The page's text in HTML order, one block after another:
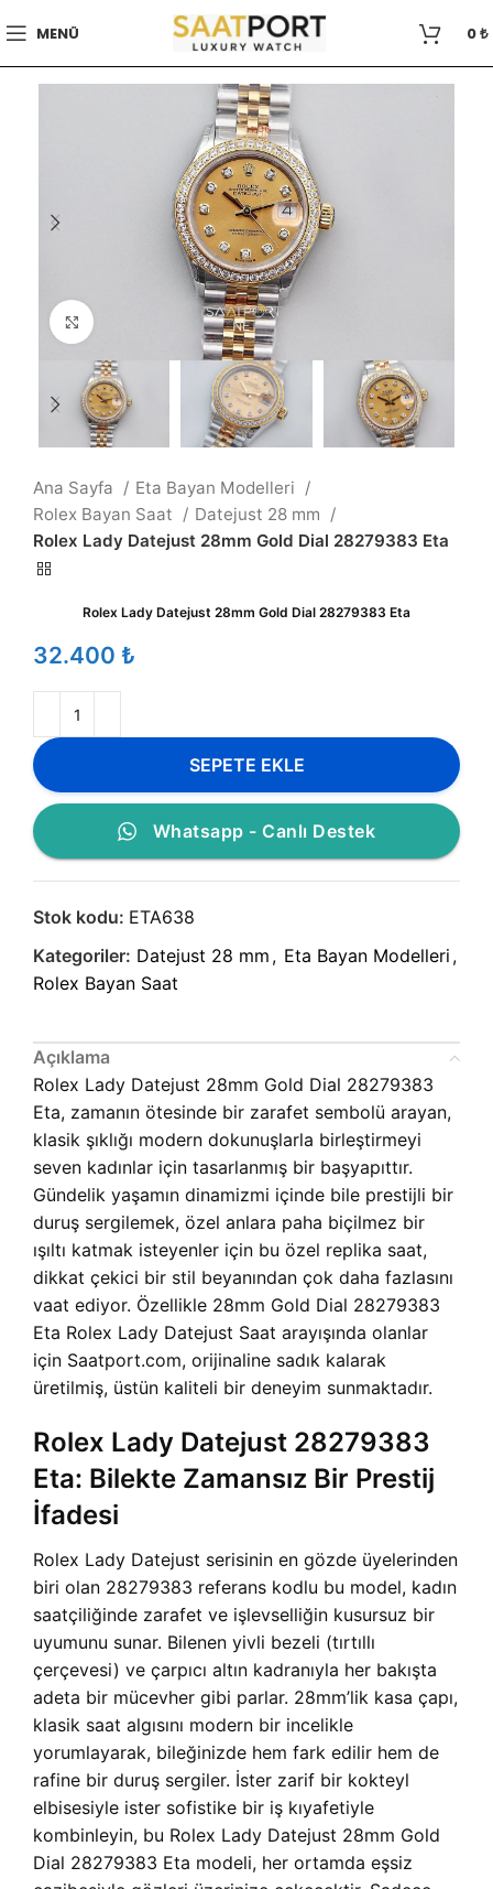
MENÜ 0₺
Büyütmek için tıklayın
Ana Sayfa
Eta Bayan Modelleri
Rolex Bayan Saat
Datejust 28 mm
Rolex Lady Datejust 28mm Gold Dial 28279383 Eta
Rolex Lady Datejust 28mm Gold Dial 28279383 Eta
₺
SEPETE EKLE
Whatsapp - Canlı Destek
Stok kodu: ETA638
Kategoriler: Datejust 28 mm , Eta Bayan Modelleri ,
Rolex Bayan Saat
Açıklama
Rolex Lady Datejust 28mm Gold Dial 28279383
Eta, zamanın ötesinde bir zarafet sembolü arayan,
klasik şıklığı modern dokunuşlarla birleştirmeyi
seven kadınlar için tasarlanmış bir başyapıttır.
Gündelik yaşamın dinamizmi içinde bile prestijli bir
duruş sergilemek, özel anlara paha biçilmez bir
ışıltı katmak isteyenler için bu özel replika saat,
dikkat çekici bir stil beyanından çok daha fazlasını
vaat ediyor. Özellikle 28mm Gold Dial 28279383
Eta Rolex Lady Datejust Saat arayışında olanlar
için Saatport.com, orijinaline sadık kalarak
üretilmiş, üstün kaliteli bir deneyim sunmaktadır.
Rolex Lady Datejust 28279383
Eta: Bilekte Zamansız Bir Prestij
İfadesi
Rolex Lady Datejust serisinin en gözde üyelerinden
biri olan 28279383 referans kodlu bu model, kadın
saatçiliğinde zarafet ve işlevselliğin kusursuz bir
uyumunu sunar. Bilenen yivli bezeli (tırtıllı
çerçevesi) ve çarpıcı altın kadranıyla her bakışta
adeta bir mücevher gibi parlar. 28mm’lik kasa çapı,
klasik saat algısını modern bir incelikle
yorumlayarak, bileğinizde hem fark edilir hem de
rafine bir duruş sergiler. İster zarif bir kokteyl
elbisesiyle ister sofistike bir iş kıyafetiyle
kombinleyin, bu Rolex Lady Datejust 28mm Gold
Dial 28279383 Eta modeli, her ortamda eşsiz